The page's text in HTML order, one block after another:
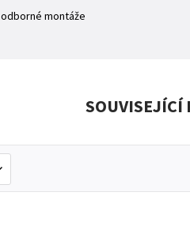
montáže
SOUVISEJÍCÍ